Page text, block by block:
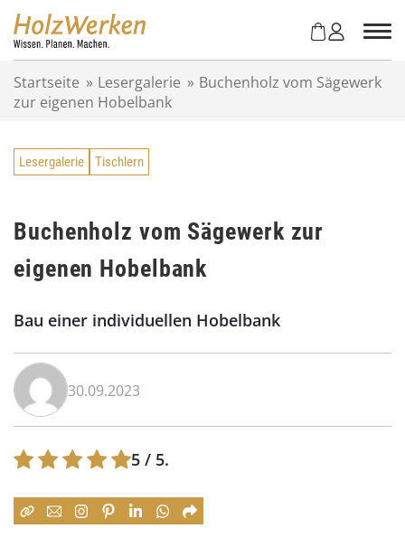
Startseite » Lesergalerie » Buchenholz vom Sägewerk
zur eigenen Hobelbank
Lesergalerie Tischlern
Buchenholz vom Sägewerk zur
eigenen Hobelbank
Bau einer individuellen Hobelbank
30.09.2023
5 / 5.